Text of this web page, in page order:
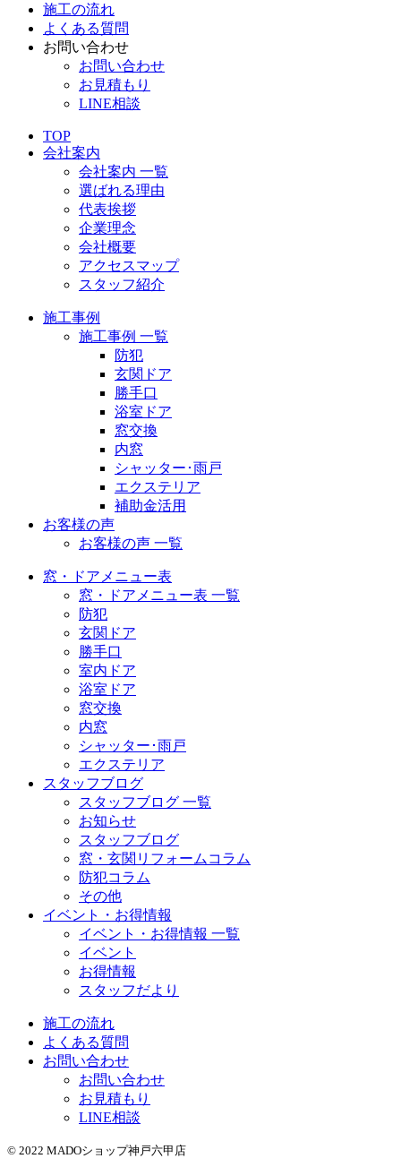
施工の流れ
よくある質問
お問い合わせ
お問い合わせ
お見積もり
LINE相談
TOP
会社案内
会社案内 一覧
選ばれる理由
代表挨拶
企業理念
会社概要
アクセスマップ
スタッフ紹介
施工事例
施工事例 一覧
防犯
玄関ドア
勝手口
浴室ドア
窓交換
内窓
シャッター･雨戸
エクステリア
補助金活用
お客様の声
お客様の声 一覧
窓・ドアメニュー表
窓・ドアメニュー表 一覧
防犯
玄関ドア
勝手口
室内ドア
浴室ドア
窓交換
内窓
シャッター･雨戸
エクステリア
スタッフブログ
スタッフブログ 一覧
お知らせ
スタッフブログ
窓・玄関リフォームコラム
防犯コラム
その他
イベント・お得情報
イベント・お得情報 一覧
イベント
お得情報
スタッフだより
施工の流れ
よくある質問
お問い合わせ
お問い合わせ
お見積もり
LINE相談
© 2022 MADOショップ神戸六甲店